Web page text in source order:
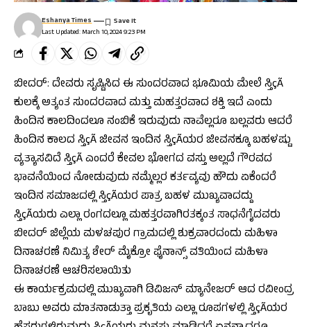
Last Updated: March 10, 2024 9:23 PM
Eshanya Times
ಬೀದರ್: ದೇವರು ಸೃಷ್ಟಿಸಿದ ಈ ಸುಂದರವಾದ ಭೂಮಿಯ ಮೇಲೆ ಸ್ತಿçÃ
ಕುಲಕ್ಕೆ ಅತ್ಯಂತ ಸುಂದರವಾದ ಮತ್ತು ಮಹತ್ತರವಾದ ಶಕ್ತಿ ಇದೆ ಎಂದು
ಹಿಂದಿನ ಕಾಲದಿಂದಲೂ ನಂಬಿಕೆ ಇರುವುದು ನಾವೆಲ್ಲರೂ ಬಲ್ಲವರು ಆದರೆ
ಹಿಂದಿನ ಕಾಲದ ಸ್ತಿçÃ ಜೀವನ ಇಂದಿನ ಸ್ತಿçÃಯರ ಜೀವನಕ್ಕೂ ಬಹಳಷ್ಟು
ವ್ಯತ್ಯಾಸವಿದೆ ಸ್ತಿçÃ ಎಂದರೆ ಕೇವಲ ಭೋಗದ ವಸ್ತು ಅಲ್ಲದೆ ಗೌರವದ
ಭಾವನೆಯಿಂದ ನೋಡುವುದು ನಮ್ಮೆಲ್ಲರ ಕರ್ತವ್ಯವು ಹೌದು ಏಕೆಂದರೆ
ಇಂದಿನ ಸಮಾಜದಲ್ಲಿ ಸ್ತಿçÃಯರ ಪಾತ್ರ ಬಹಳ ಮುಖ್ಯವಾದದ್ದು
ಸ್ತಿçÃಯರು ಎಲ್ಲಾ ರಂಗದಲ್ಲೂ ಮಹತ್ತರವಾಗಿರತಕ್ಕಂತ ಸಾಧನೆಗೈದವರು
ಬೀದರ್ ಜಿಲ್ಲೆಯ ಮಳಚಪುರ ಗ್ರಾಮದಲ್ಲಿ ಶುಕ್ರವಾರದಂದು ಮಹಿಳಾ
ದಿನಾಚರಣೆ ನಿಮಿತ್ಯ ಶೇರ್ ಮೈಕ್ರೋ ಫೈನಾನ್ಸ್ ವತಿಯಿಂದ ಮಹಿಳಾ
ದಿನಾಚರಣೆ ಆಚರಿಸಲಾಯಿತು
ಈ ಕಾರ್ಯಕ್ರಮದಲ್ಲಿ ಮುಖ್ಯವಾಗಿ ಡಿವಿಜನ್ ಮ್ಯಾನೇಜರ್ ಆದ ರವೀಂದ್ರ
ಬಾಬು ಅವರು ಮಾತನಾಡುತ್ತಾ ಪ್ರಕೃತಿಯ ಎಲ್ಲಾ ರೂಪಗಳಲ್ಲಿ ಸ್ತಿçÃಯರ